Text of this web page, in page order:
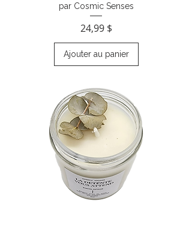
par Cosmic Senses
Prix
24,99 $
Ajouter au panier